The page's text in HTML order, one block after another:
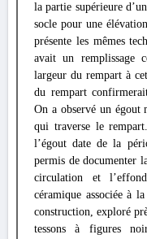
la partie supérieure
socle pour une
présente les mêmes
avait un remplissage
largeur du rempart à
du rempart
On a observé un égout
qui traverse le
l’égout date de la
permis de documenter
circulation et
céramique associée à
construction, exploré
tessons à figures